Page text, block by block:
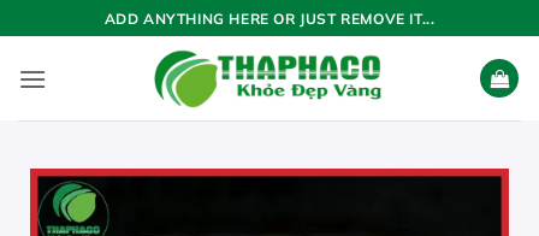
qua
nội
ADD ANYTHING HERE OR JUST REMOVE IT...